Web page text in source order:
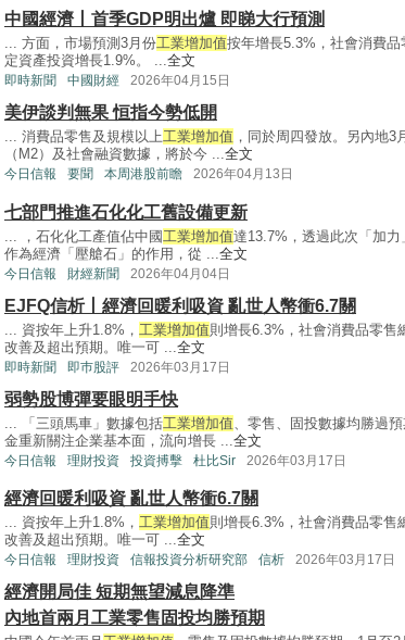
中國經濟丨首季GDP明出爐 即睇大行預測
... 方面，市場預測3月份工業增加值按年增長5.3%，社會消費
定資產投資增長1.9%。 ...全文
即時新聞 中國財經 2026年04月15日
美伊談判無果 恒指今勢低開
... 消費品零售及規模以上工業增加值 ，同於周四發放。另內地
（M2）及社會融資數據，將於今 ...全文
今日信報 要聞 本周港股前瞻 2026年04月13日
七部門推進石化化工舊設備更新
... ，石化化工產值佔中國 工業增加值達13.7%，透過此次「加
作為經濟「壓艙石」的作用，從 ... 全文
今日信報 財經新聞 2026年04月04日
EJFQ信析丨經濟回暖利吸資 亂世人幣衝6.7關
... 資按年上升1.8%， 工業增加值則增長6.3%，社會消費品零售
改善及超出預期。唯一可 ... 全文
即時新聞 即巿股評 2026年03月17日
弱勢股博彈要眼明手快
... 「三頭馬車」數據包括工業增加值 、零售、固投數據均勝過
金重新關注企業基本面，流向增長 ... 全文
今日信報 理財投資 投資搏擊 杜比Sir 2026年03月17日
經濟回暖利吸資 亂世人幣衝6.7關
... 資按年上升1.8%， 工業增加值則增長6.3%，社會消費品零售
改善及超出預期。唯一可 ...全文
今日信報 理財投資 信報投資分析研究部 信析 2026年03月17日
經濟開局佳 短期無望減息降準
內地首兩月工業零售固投均勝預期